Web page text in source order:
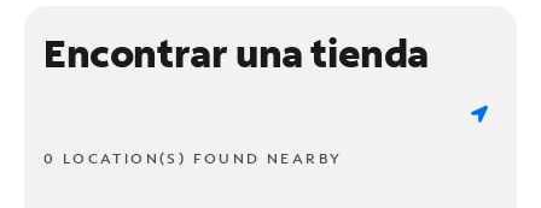
Encontrar una tienda
0 LOCATION(S) FOUND NEARBY